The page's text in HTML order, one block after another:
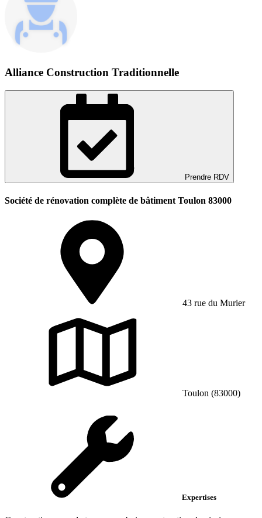
Alliance Construction Traditionnelle
Prendre RDV
Société de rénovation complète de bâtiment Toulon 83000
43 rue du Murier
Toulon (83000)
Expertises